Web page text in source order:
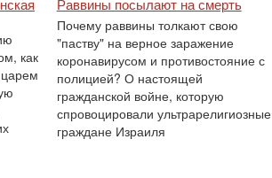
как
Раввины посылают на смерть
Почему раввины толкают свою
"паству" на верное заражение
коронавирусом и противостояние с
полицией? О настоящей
гражданской войне, которую
спровоцировали ультрарелигиозные
граждане Израиля